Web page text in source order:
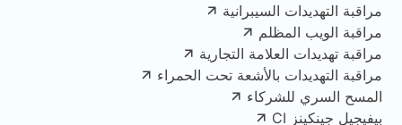
مراقبة التهديدات السيبرانية
مراقبة الويب المظلم
مراقبة تهديدات العلامة التجارية
مراقبة التهديدات بالأشعة تحت الحمراء
المسح السري للشركاء
بيفيجيل جينكينز CI